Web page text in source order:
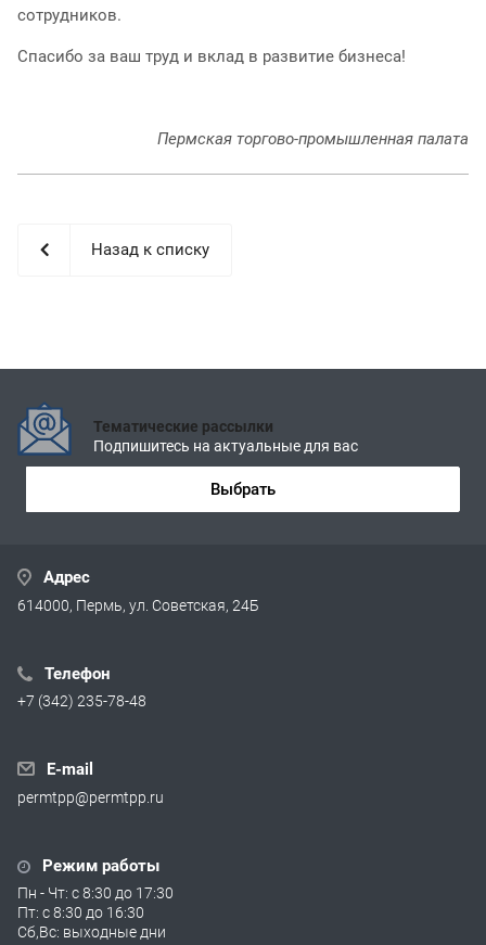
сотрудников.
Спасибо за ваш труд и вклад в развитие бизнеса!
Пермская торгово-промышленная палата
Назад к списку
Тематические рассылки
Подпишитесь на актуальные для вас
Выбрать
Адрес
614000, Пермь, ул. Советская, 24Б
Телефон
+7 (342) 235-78-48
E-mail
permtpp@permtpp.ru
Режим работы
Пн - Чт: с 8:30 до 17:30
Пт: с 8:30 до 16:30
Сб,Вс: выходные дни